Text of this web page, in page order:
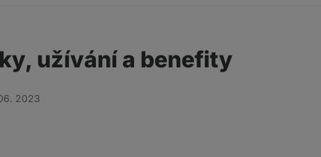
užívání a benefity
2023